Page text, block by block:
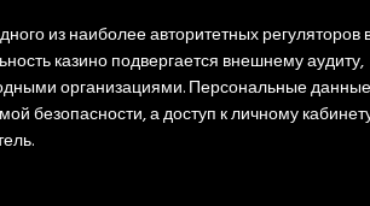
из наиболее авторитетных регуляторов
казино подвергается внешнему аудиту,
организациями. Персональные данные
безопасности, а доступ к личному